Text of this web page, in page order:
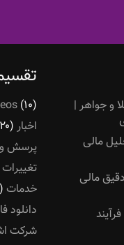
و جواهر |
مالی
مالی
(۱۰)
اخبار (۲۰)
پرسش
خدمات (۴)
دانلود
شرکت